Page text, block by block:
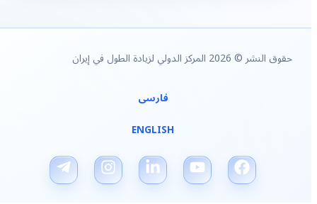
حقوق النشر © 2026 المركز الدولي لزيادة الطول في إيران
فارسی
ENGLISH